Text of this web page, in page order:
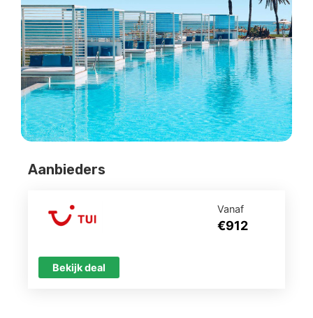
Aanbieders
Vanaf
€912
Bekijk deal